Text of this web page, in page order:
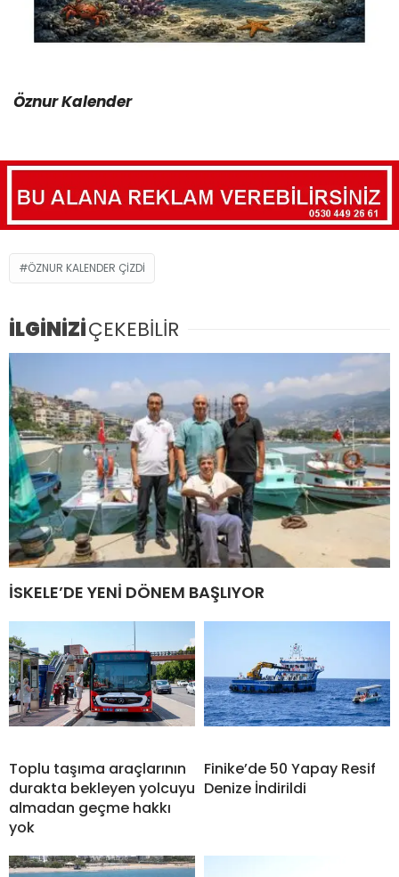
Öznur Kalender
ÖZNUR KALENDER ÇIZDI
İLGİNİZİÇEKEBİLİR
İSKELE’DE YENİ DÖNEM BAŞLIYOR
Toplu taşıma araçlarının
durakta bekleyen yolcuyu
almadan geçme hakkı
yok
Finike’de 50 Yapay Resif
Denize İndirildi